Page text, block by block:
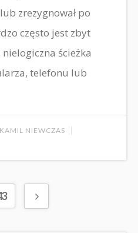
lub zrezygnował po
często jest zbyt
ścieżka
telefonu lub
KAMIL NIEWCZAS